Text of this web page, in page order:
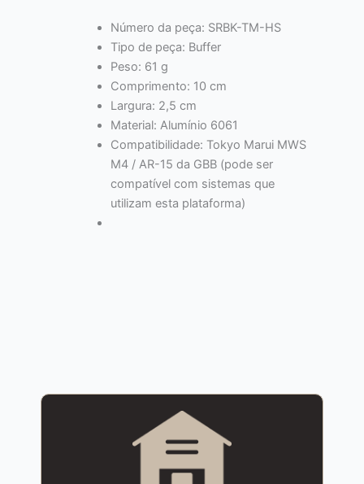
Número da peça: SRBK-TM-HS
Tipo de peça: Buffer
Peso: 61 g
Comprimento: 10 cm
Largura: 2,5 cm
Material: Alumínio 6061
Compatibilidade: Tokyo Marui MWS
M4 / AR-15 da GBB (pode ser
compatível com sistemas que
utilizam esta plataforma)